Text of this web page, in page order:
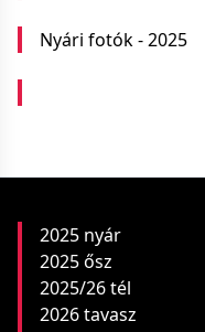
Nyári fotók - 2025
2025 nyár
2025 ősz
2025/26 tél
2026 tavasz